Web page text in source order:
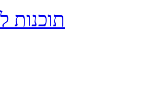
תוכנות